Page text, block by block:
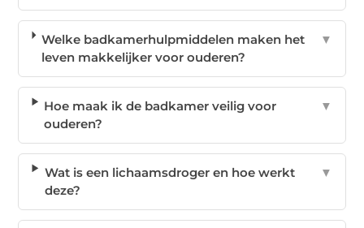
Welke badkamerhulpmiddelen maken het
leven makkelijker voor ouderen?
▼
Hoe maak ik de badkamer veilig voor
ouderen?
▼
Wat is een lichaamsdroger en hoe werkt
deze?
▼